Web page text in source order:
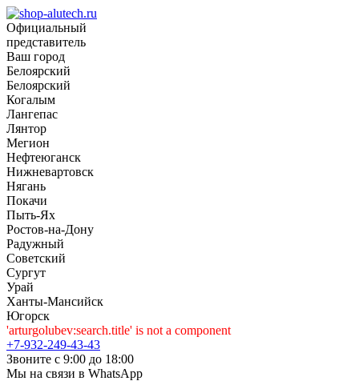
Официальный
представитель
Ваш город
Белоярский
Белоярский
Когалым
Лангепас
Лянтор
Мегион
Нефтеюганск
Нижневартовск
Нягань
Покачи
Пыть-Ях
Рoстов-на-Дону
Радужный
Советский
Сургут
Урай
Ханты-Мансийск
Югорск
'arturgolubev:search.title' is not a component
+7-932-249-43-43
Звоните с 9:00 до 18:00
Мы на связи в WhatsApp